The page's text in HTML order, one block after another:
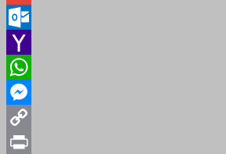
Gmail
Outlook.com
Yahoo
Mail
WhatsApp
Messenger
Copy